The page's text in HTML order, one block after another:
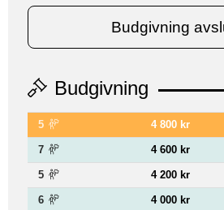
Budgivning
Budgivning
5 4 800 kr
7 4 600 kr
5 4 200 kr
6 4 000 kr